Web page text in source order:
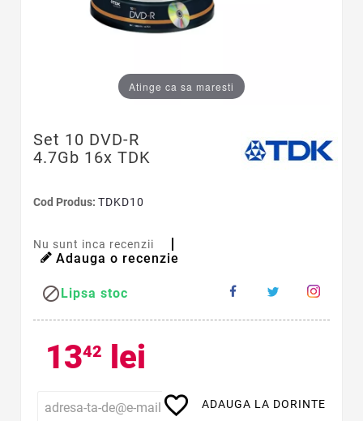
Atinge ca sa maresti
Set 10 DVD-R
4.7Gb 16x TDK
Cod Produs: TDKD10
Nu sunt inca recenzii
Adauga o recenzie
Lipsa stoc
1342 lei
favorite_border ADAUGA LA DORINTE